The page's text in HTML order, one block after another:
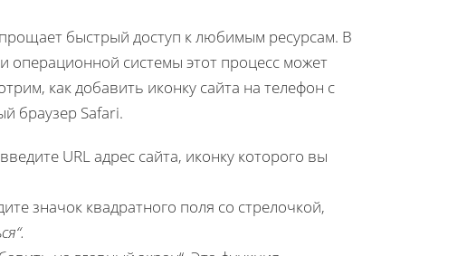
быстрый доступ к любимым ресурсам. В
операционной системы этот процесс может
как добавить иконку сайта на телефон с
браузер Safari.
URL адрес сайта, иконку которого вы
значок квадратного поля со стрелочкой,